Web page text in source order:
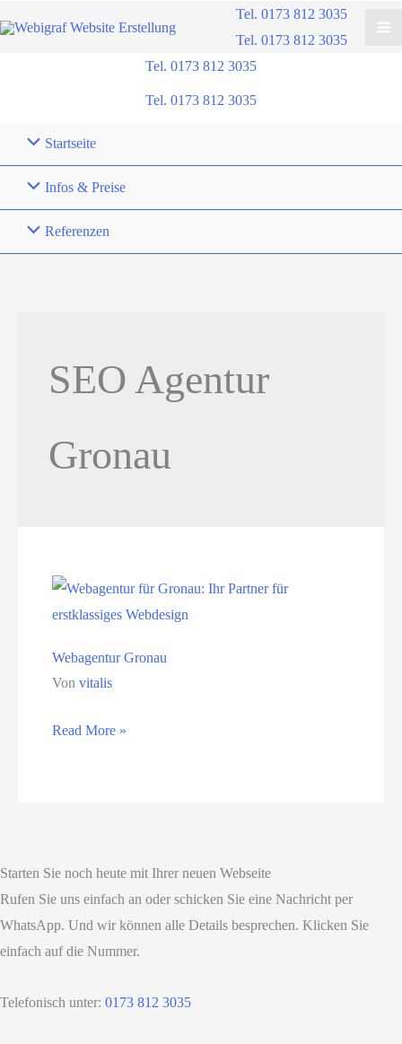
Tel. 0173 812 3035
Tel. 0173 812 3035
Tel. 0173 812 3035
Tel. 0173 812 3035
Startseite
Infos & Preise
Referenzen
SEO Agentur
Gronau
Webagentur Gronau
Vonvitalis
Webagentur
Read More »
Starten Sie noch heute mit Ihrer neuen Webseite
Rufen Sie uns einfach an oder schicken Sie eine Nachricht per
WhatsApp. Und wir können alle Details besprechen. Klicken Sie
einfach auf die Nummer.
Telefonisch unter: 0173 812 3035